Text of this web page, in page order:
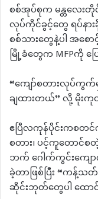
စစ်အုပ်စုက မန္တလေးတို
လုပ်ကိုင်ခွင့်တွေ ရပ်နာ
စစ်သားတွေနဲ့ပါ အစ
မြို့ခံတွေက MFPကို ပြ
“ကျော်စတားလုပ်ကွ
ချထားတယ်” လို့ မိုးကု
ဧပြီလကုန်ပိုင်းကစတ
စတား၊ ပင့်ကူတော
ဘက် ဂေါက်ကွင်းကျ
ခဲ့တာဖြစ်ပြီး “ကန့်
ဆိုင်းဘုတ်တွေပါ ထော